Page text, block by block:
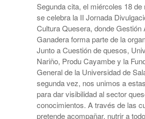
Segunda cita, el miércoles 18 de
se celebra la II Jornada
Cultura Quesera, donde Gestión
Ganadera forma parte de la
Junto a Cuestión de quesos,
Nariño, Produ Cayambe y la
General de la Universidad de
segunda vez, nos unimos a
para dar visibilidad al sector
conocimientos. A través de las
pretende acompañar, nutrir a